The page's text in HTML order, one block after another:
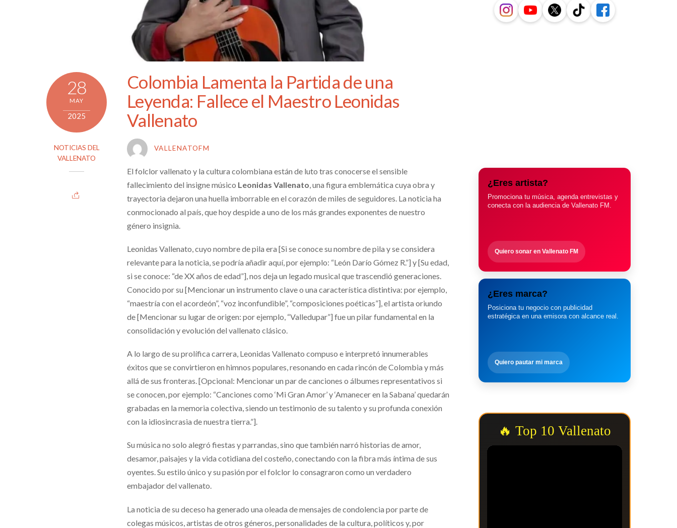
28
MAY
2025
NOTICIAS DEL
VALLENATO
Colombia Lamenta la Partida de una
Leyenda: Fallece el Maestro Leonidas
Vallenato
VALLENATOFM
El folclor vallenato y la cultura colombiana están de luto tras conocerse el sensible
fallecimiento del insigne músico Leonidas Vallenato, una figura emblemática cuya obra y
trayectoria dejaron una huella imborrable en el corazón de miles de seguidores. La noticia ha
conmocionado al país, que hoy despide a uno de los más grandes exponentes de nuestro
género insignia.
Leonidas Vallenato, cuyo nombre de pila era [Si se conoce su nombre de pila y se considera
relevante para la noticia, se podría añadir aquí, por ejemplo: “León Darío Gómez R.”] y [Su edad,
si se conoce: “de XX años de edad”], nos deja un legado musical que trascendió generaciones.
Conocido por su [Mencionar un instrumento clave o una característica distintiva: por ejemplo,
“maestría con el acordeón”, “voz inconfundible”, “composiciones poéticas”], el artista oriundo
de [Mencionar su lugar de origen: por ejemplo, “Valledupar”] fue un pilar fundamental en la
consolidación y evolución del vallenato clásico.
A lo largo de su prolífica carrera, Leonidas Vallenato compuso e interpretó innumerables
éxitos que se convirtieron en himnos populares, resonando en cada rincón de Colombia y más
allá de sus fronteras. [Opcional: Mencionar un par de canciones o álbumes representativos si
se conocen, por ejemplo: “Canciones como ‘Mi Gran Amor’ y ‘Amanecer en la Sabana’ quedarán
grabadas en la memoria colectiva, siendo un testimonio de su talento y su profunda conexión
con la idiosincrasia de nuestra tierra.”].
Su música no solo alegró fiestas y parrandas, sino que también narró historias de amor,
desamor, paisajes y la vida cotidiana del costeño, conectando con la fibra más íntima de sus
oyentes. Su estilo único y su pasión por el folclor lo consagraron como un verdadero
embajador del vallenato.
La noticia de su deceso ha generado una oleada de mensajes de condolencia por parte de
colegas músicos, artistas de otros géneros, personalidades de la cultura, políticos y, por
¿Eres artista?
Promociona tu música, agenda entrevistas y
conecta con la audiencia de Vallenato FM.
Quiero sonar en Vallenato FM
¿Eres marca?
Posiciona tu negocio con publicidad
estratégica en una emisora con alcance real.
Quiero pautar mi marca
🔥 Top 10 Vallenato